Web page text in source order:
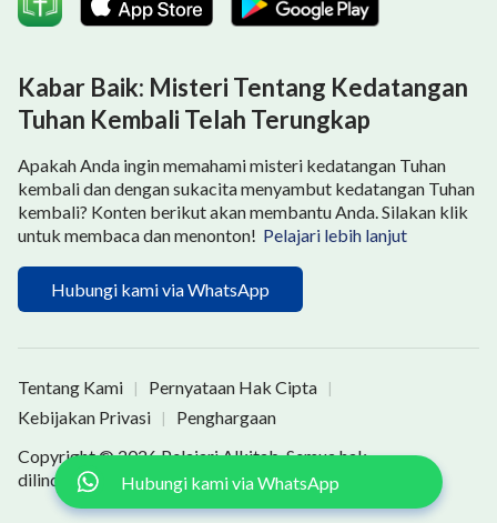
Kabar Baik: Misteri Tentang Kedatangan
Tuhan Kembali Telah Terungkap
Apakah Anda ingin memahami misteri kedatangan Tuhan
kembali dan dengan sukacita menyambut kedatangan Tuhan
kembali? Konten berikut akan membantu Anda. Silakan klik
untuk membaca dan menonton! Pelajari lebih lanjut
Hubungi kami via WhatsApp
Tentang Kami | Pernyataan Hak Cipta |
Kebijakan Privasi |
Penghargaan
Copyright © 2026Pelajari Alkitab. Semua hak
dilindungi undang-undang.Hubungi kami via WhatsApp